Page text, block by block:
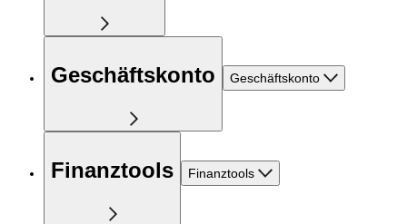
Geschäftskonto Geschäftskonto
Finanztools Finanztools